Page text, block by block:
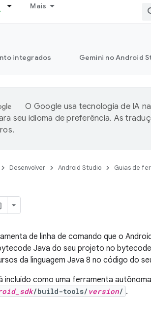
Mais
integrados Gemini no Android
O Google usa tecnologia de IA
seu idioma de preferência. As
Desenvolver Android Studio Guias de
de linha de comando que o
Java do seu projeto no
da linguagem Java 8 no código do
incluído como uma ferramenta
/build-tools/ version/ .